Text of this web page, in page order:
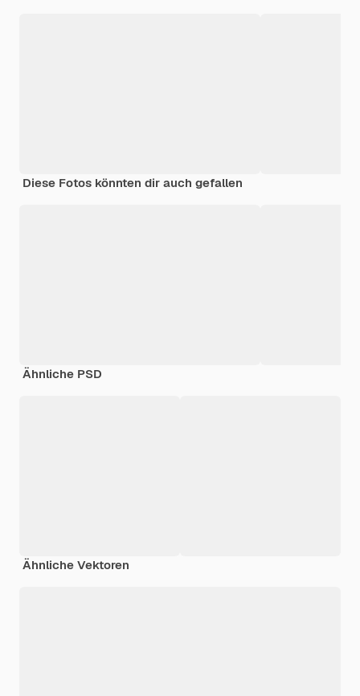
Diese Fotos könnten dir auch gefallen
Ähnliche PSD
Ähnliche Vektoren